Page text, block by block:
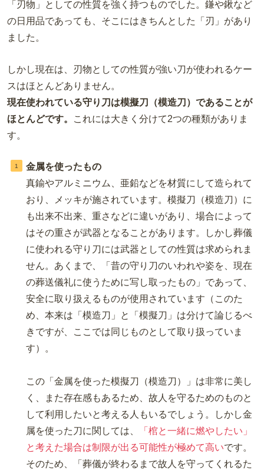
「刃物」としての性質を強く持つものでした。鎌や鍬など
の日用品であっても、そこにはきちんとした「刃」があり
ました。
しかし現在は、刃物としての性質が強い刀が使われるケー
スはほとんどありません。
現在使われている守り刀は模擬刀（模造刀）であることが
ほとんどです。
これには大きく分けて2つの種類がありま
す。
金属を使ったもの
真鍮やアルミニウム、亜鉛などを材質にして造られて
おり、メッキが施されています。模擬刀（模造刀）に
も出来不出来、重さなどに違いがあり、場合によって
はその重さが武器となることがあります。しかし葬儀
に使われる守り刀には武器としての性質は求められま
せん。あくまで、「昔の守り刀のいわれや姿を、現在
の葬送儀礼に使うために写し取ったもの」であって、
安全に取り扱えるものが使用されています（このた
め、本来は「模造刀」と「模擬刀」は分けて論じるべ
きですが、ここでは同じものとして取り扱っていま
す）。
この「金属を使った模擬刀（模造刀）」は非常に美し
く、また存在感もあるため、故人を守るためのものと
して利用したいと考える人もいるでしょう。しかし金
属を使った刀に関しては、
「棺と一緒に燃やしたい」
と考えた場合は制限が出る可能性が極めて高いです。
そのため、「葬儀が終わるまで故人を守ってくれるた